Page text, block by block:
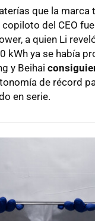
que la marca
del CEO fue
a quien Li
kWh ya se había
y Beihai
de récord
en serie.